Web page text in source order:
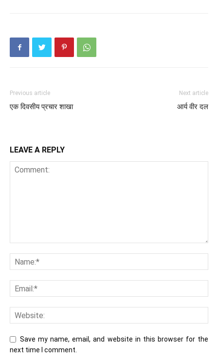
Previous article
एक दिवसीय प्रचार शाखा
Next article
आर्य वीर दल
LEAVE A REPLY
Save my name, email, and website in this browser for the
next time I comment.